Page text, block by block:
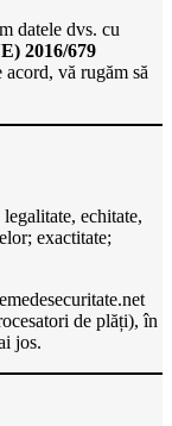
datele dvs. cu
2016/679
vă rugăm să
echitate,
exactitate;
de plăți), în
jos.